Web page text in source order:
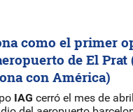
como el primer
de El Prat
con América)
IAG cerró el mes de